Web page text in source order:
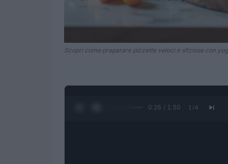
Scopri come preparare pizzette veloci e sfiziose con
0:27 / 1:50 1 /4